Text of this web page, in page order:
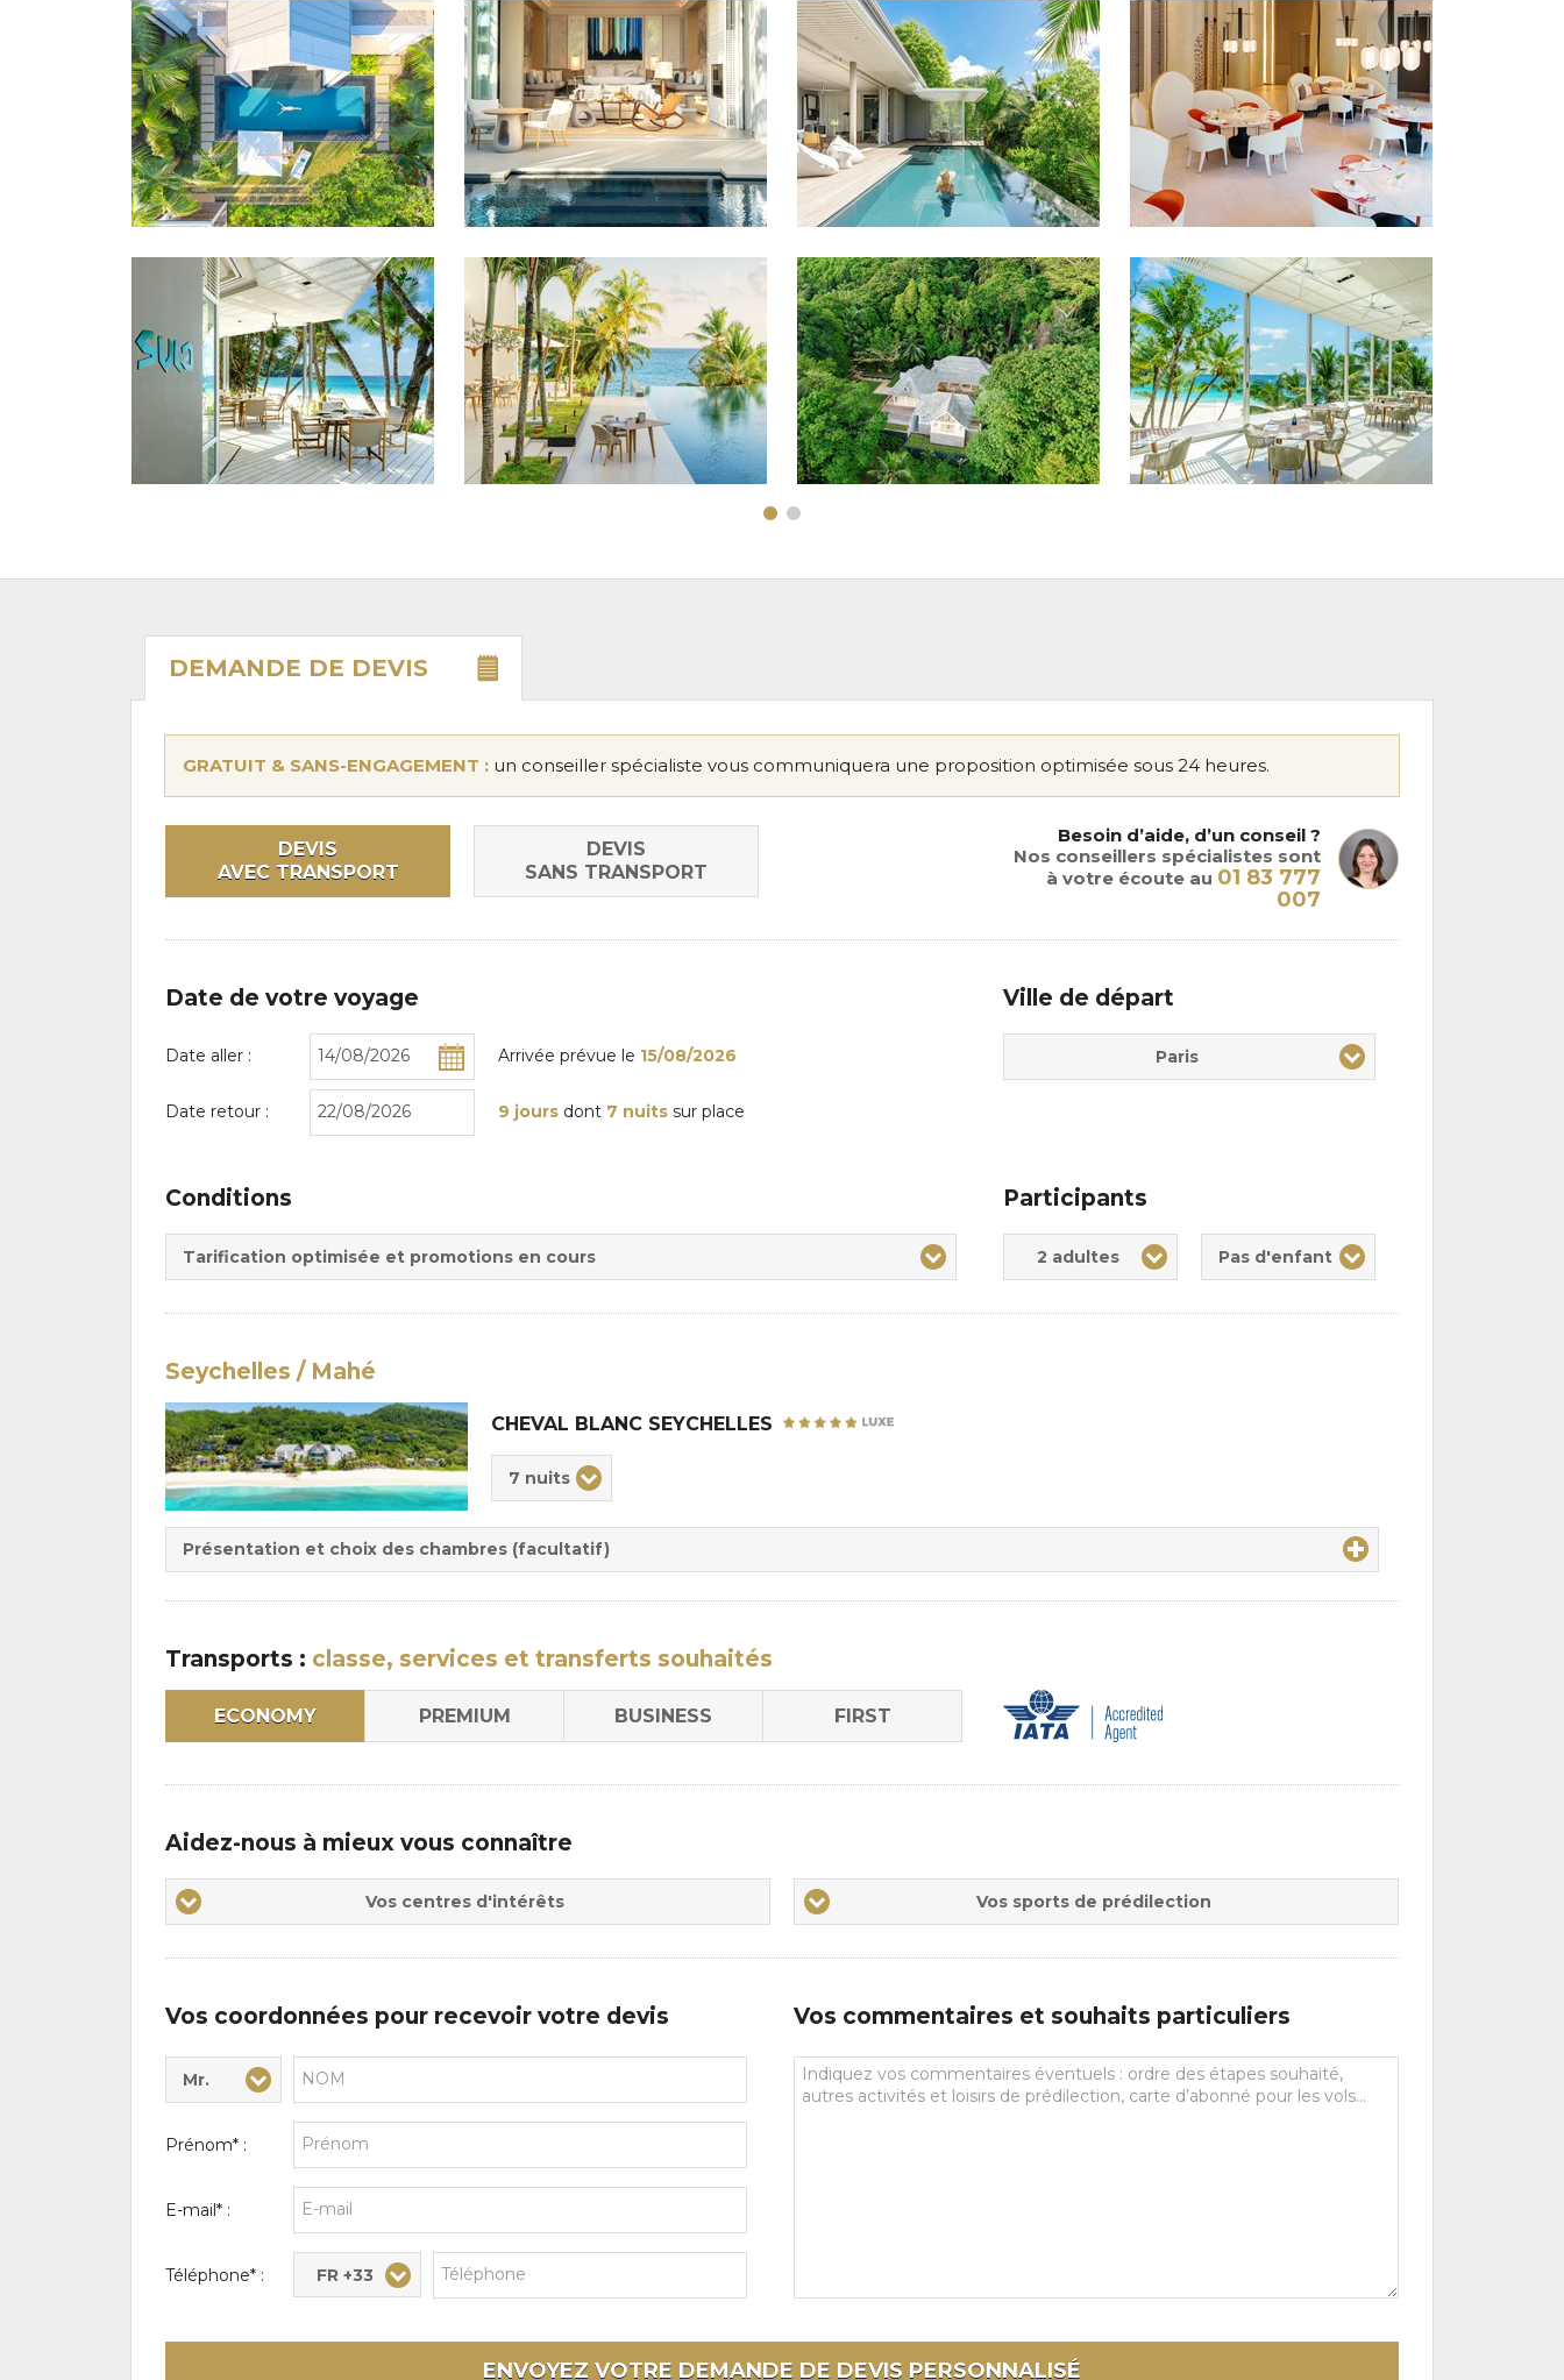
DEMANDE DE DEVIS
GRATUIT & SANS-ENGAGEMENT : un conseiller spécialiste vous communiquera une proposition optimisée sous 24 heures.
DEVIS
AVEC TRANSPORT
DEVIS
SANS TRANSPORT
Besoin d’aide, d’un conseil ?
Nos conseillers spécialistes sont
à votre écoute au 01 83 777
007
Date de votre voyage
Date aller : Arrivée prévue le 15/08/2026
Date retour : 9 jours dont 7 nuits sur place
Ville de départ
Paris
Conditions
Tarification optimisée et promotions en cours
Participants
2 adultes Pas d'enfant
Seychelles / Mahé
CHEVAL BLANC SEYCHELLES
pension
:
:
7 nuits
Présentation et choix des chambres (facultatif)
Transports : classe, services et transferts souhaités
ECONOMY PREMIUM BUSINESS FIRST
Aidez-nous à mieux vous connaître
Vos
centres
Vos centres d'intérêts
Vos
sports
Vos sports de prédilection
Vos coordonnées pour recevoir votre devis
Civilité* :
Mr.
Nom* :
Prénom* :
E-mail* :
Téléphone* : FR +33
Vos commentaires et souhaits particuliers
Vos
commentaires
ENVOYEZ VOTRE DEMANDE DE DEVIS PERSONNALISÉ